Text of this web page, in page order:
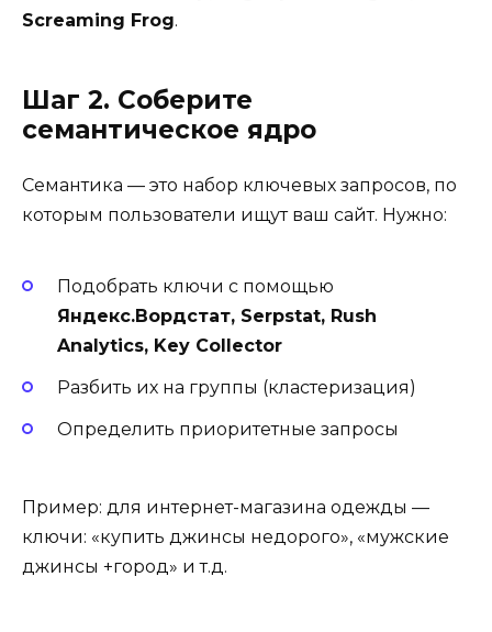
Screaming Frog.
Шаг 2. Соберите
семантическое ядро
Семантика — это набор ключевых запросов, по
которым пользователи ищут ваш сайт. Нужно:
Подобрать ключи с помощью
Яндекс.Вордстат, Serpstat, Rush
Analytics, Key Collector
Разбить их на группы (кластеризация)
Определить приоритетные запросы
Пример: для интернет-магазина одежды —
ключи: «купить джинсы недорого», «мужские
джинсы +город» и т.д.